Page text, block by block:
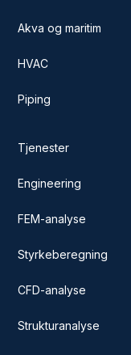
Akva og maritim
HVAC
Piping
Tjenester
Engineering
FEM-analyse
Styrkeberegning
CFD-analyse
Strukturanalyse